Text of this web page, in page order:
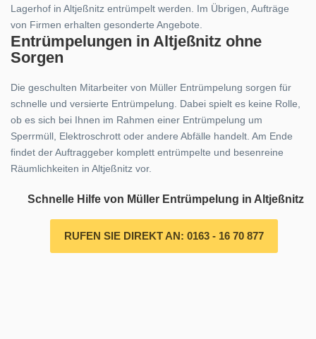
Lagerhof in Altjeßnitz entrümpelt werden. Im Übrigen, Aufträge
von Firmen erhalten gesonderte Angebote.
Entrümpelungen in Altjeßnitz ohne
Sorgen
Die geschulten Mitarbeiter von Müller Entrümpelung sorgen für
schnelle und versierte Entrümpelung. Dabei spielt es keine Rolle,
ob es sich bei Ihnen im Rahmen einer Entrümpelung um
Sperrmüll, Elektroschrott oder andere Abfälle handelt. Am Ende
findet der Auftraggeber komplett entrümpelte und besenreine
Räumlichkeiten in Altjeßnitz vor.
Schnelle Hilfe von Müller Entrümpelung in Altjeßnitz
RUFEN SIE DIREKT AN: 0163 - 16 70 877